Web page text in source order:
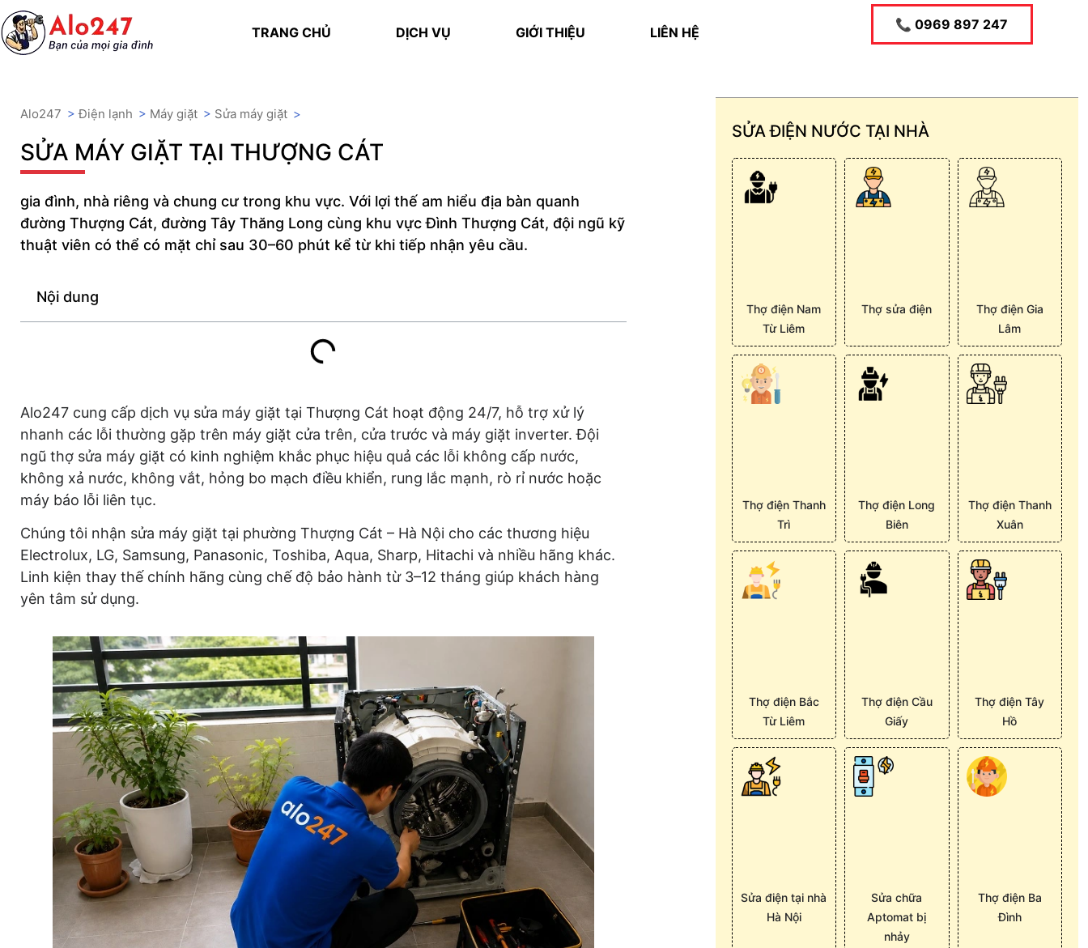
TRANG CHỦ DỊCH VỤ GIỚI THIỆU LIÊN HỆ 📞 0969 897 247
Alo247 >Điện lạnh > Máy giặt > Sửa máy giặt >
SỬA MÁY GIẶT TẠI THƯỢNG CÁT
gia đình, nhà riêng và chung cư trong khu vực. Với lợi thế am hiểu địa bàn quanh
đường Thượng Cát, đường Tây Thăng Long cùng khu vực Đình Thượng Cát, đội ngũ kỹ
thuật viên có thể có mặt chỉ sau 30–60 phút kể từ khi tiếp nhận yêu cầu.
Nội dung
Alo247 cung cấp dịch vụ sửa máy giặt tại Thượng Cát hoạt động 24/7, hỗ trợ xử lý
nhanh các lỗi thường gặp trên máy giặt cửa trên, cửa trước và máy giặt inverter. Đội
ngũ thợ sửa máy giặt có kinh nghiệm khắc phục hiệu quả các lỗi không cấp nước,
không xả nước, không vắt, hỏng bo mạch điều khiển, rung lắc mạnh, rò rỉ nước hoặc
máy báo lỗi liên tục.
Chúng tôi nhận sửa máy giặt tại phường Thượng Cát – Hà Nội cho các thương hiệu
Electrolux, LG, Samsung, Panasonic, Toshiba, Aqua, Sharp, Hitachi và nhiều hãng khác.
Linh kiện thay thế chính hãng cùng chế độ bảo hành từ 3–12 tháng giúp khách hàng
yên tâm sử dụng.
SỬA ĐIỆN NƯỚC TẠI NHÀ
Thợ điện Nam
Từ Liêm
Thợ sửa điện
Thợ điện Gia
Lâm
Thợ điện Thanh
Trì
Thợ điện Long
Biên
Thợ điện Thanh
Xuân
Thợ điện Bắc
Từ Liêm
Thợ điện Cầu
Giấy
Thợ điện Tây
Hồ
Sửa điện tại nhà
Hà Nội
Sửa chữa
Aptomat bị
nhảy
Thợ điện Ba
Đình